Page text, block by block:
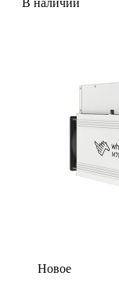
В наличии
Новое